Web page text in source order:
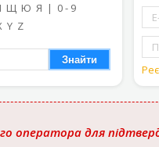
Щ Ю Я | 0 - 9
Y Z
Знайти
оператора для